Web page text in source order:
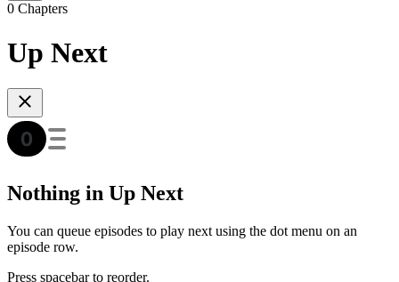
0 Chapters
Up Next
Nothing in Up Next
You can queue episodes to play next using the dot menu on an
episode row.
Press spacebar to reorder.